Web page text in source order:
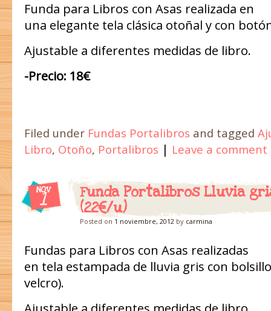
Funda para Libros con Asas realizada en
una elegante tela clásica otoñal y con
Ajustable a diferentes medidas de libro.
-Precio: 18€
Filed under Fundas Portalibros and tagged
Libro, Otoño, Portalibros | Leave a comment
NOV
1
Funda Portalibros Lluvia
(22€/u)
Posted on 1 noviembre, 2012 by carmina
Fundas para Libros con Asas realizadas
en tela estampada de lluvia gris con
velcro).